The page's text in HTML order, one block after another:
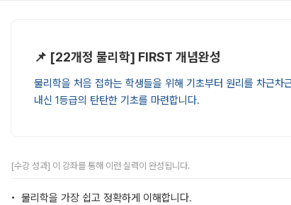
📌 [22개정 물리학] FIRST 개념완성
물리학을 처음 접하는 학생들을 위해 기초부터 원리를 차근차
내신 1등급의 탄탄한 기초를 마련합니다.
[수강 성과] 이 강좌를 통해 이런 실력이 완성됩니다.
• 물리학을 가장 쉽고 정확하게 이해합니다.